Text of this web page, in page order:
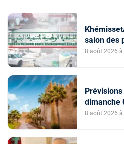
salon des
8 août 2026 à
dimanche
8 août 2026 à